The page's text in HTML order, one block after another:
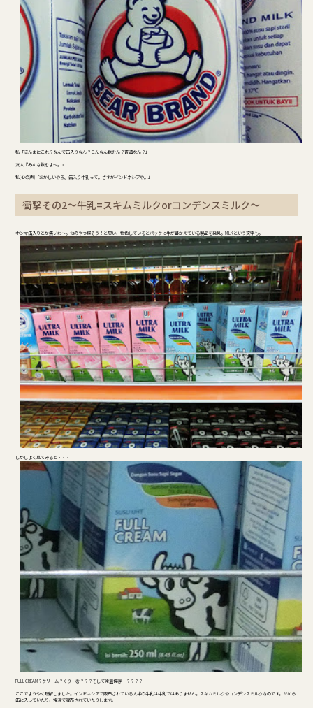
私「ほんまにこれ？なんで缶入りなん？こんなん飲むん？普通なん？」
友人『みんな飲むよ～。』
私(心の声)「おかしいやろ。缶入り牛乳って。さすがインドネシアや。」
衝撃その2～牛乳=スキムミルクorコンデンスミルク～
ホンマ缶入りとか無いわ～。他のやつ探そう！と思い、物色しているとパックに牛が書かえている製品を発見。MILKという文字も。
しかしよく見てみると・・・
FULL CREAM？クリーム？くりーむ？？？そして常温保存…？？？？
ここでようやく理解しました。インドネシアで販売されている大半の牛乳は牛乳ではありません。スキムミルクやコンデンスミルクなのです。だから
缶に入っていたり、常温で販売されていたりします。